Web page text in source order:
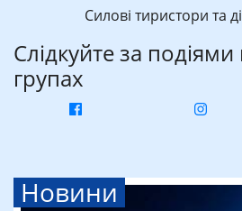
Силові тиристори та
Слідкуйте за
групах
Новини